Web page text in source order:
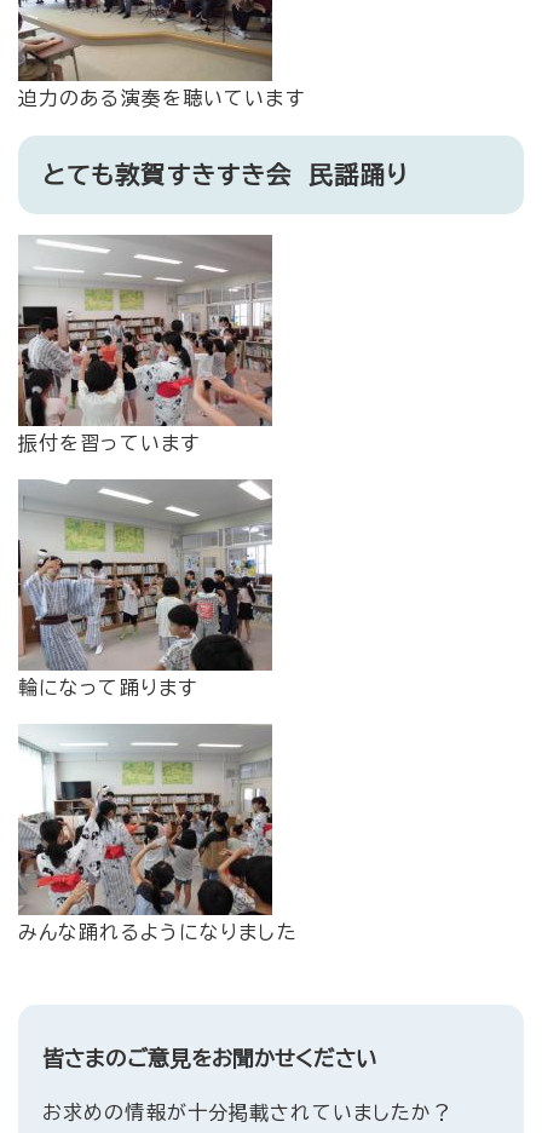
迫力のある演奏を聴いています
とても敦賀すきすき会 民謡踊り
振付を習っています
輪になって踊ります
みんな踊れるようになりました
皆さまのご意見をお聞かせください
お求めの情報が十分掲載されていましたか？